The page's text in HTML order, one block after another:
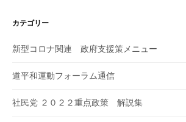
カテゴリー
新型コロナ関連 政府支援策メニュー
道平和運動フォーラム通信
社民党 ２０２２重点政策 解説集